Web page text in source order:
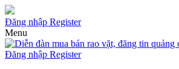
Đăng nhập Register
Menu
Đăng nhập Register